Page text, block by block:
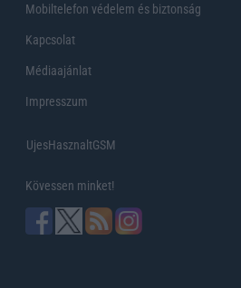
Mobiltelefon védelem és biztonság
Kapcsolat
Médiaajánlat
Impresszum
UjesHasznaltGSM
Kövessen minket!